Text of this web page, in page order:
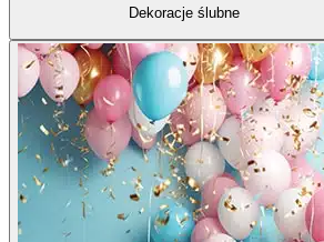
Dekoracje ślubne